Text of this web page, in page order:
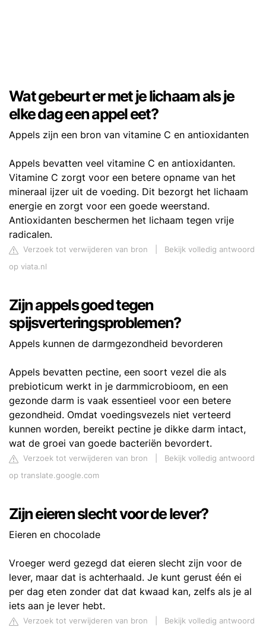
Wat gebeurt er met je lichaam als je
elke dag een appel eet?
Appels zijn een bron van vitamine C en antioxidanten
Appels bevatten veel vitamine C en antioxidanten.
Vitamine C zorgt voor een betere opname van het
mineraal ijzer uit de voeding. Dit bezorgt het lichaam
energie en zorgt voor een goede weerstand.
Antioxidanten beschermen het lichaam tegen vrije
radicalen.
Verzoek tot verwijderen van bron
Bekijk volledig antwoord
op viata.nl
Zijn appels goed tegen
spijsverteringsproblemen?
Appels kunnen de darmgezondheid bevorderen
Appels bevatten pectine, een soort vezel die als
prebioticum werkt in je darmmicrobioom, en een
gezonde darm is vaak essentieel voor een betere
gezondheid. Omdat voedingsvezels niet verteerd
kunnen worden, bereikt pectine je dikke darm intact,
wat de groei van goede bacteriën bevordert.
Verzoek tot verwijderen van bron
Bekijk volledig antwoord
op translate.google.com
Zijn eieren slecht voor de lever?
Eieren en chocolade
Vroeger werd gezegd dat eieren slecht zijn voor de
lever, maar dat is achterhaald. Je kunt gerust één ei
per dag eten zonder dat dat kwaad kan, zelfs als je al
iets aan je lever hebt.
Verzoek tot verwijderen van bron
Bekijk volledig antwoord